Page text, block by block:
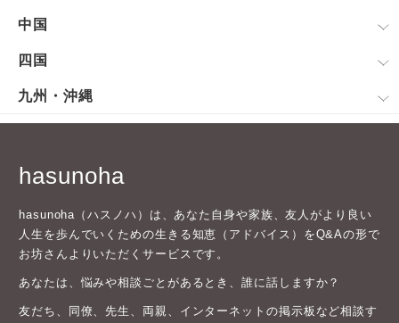
中国
四国
九州・沖縄
hasunoha
hasunoha（ハスノハ）は、あなた自身や家族、友人がより良い
人生を歩んでいくための生きる知恵（アドバイス）をQ&Aの形で
お坊さんよりいただくサービスです。
あなたは、悩みや相談ごとがあるとき、誰に話しますか？
友だち、同僚、先生、両親、インターネットの掲示板など相談す